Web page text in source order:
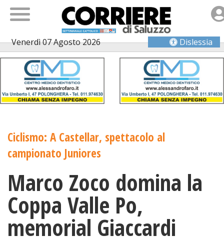
Venerdì 07 Agosto 2026 Dislessia
Ciclismo: A Castellar, spettacolo al
campionato Juniores
Marco Zoco domina la
Coppa Valle Po,
memorial Giaccardi